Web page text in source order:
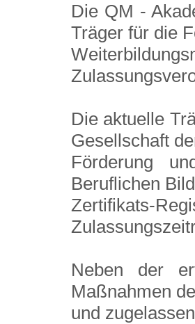
Die QM -
Träger für die
Die aktuelle
Gesellschaft
Förderung
Beruflichen
Zertifikats-
Neben der
Maßnahmen
und